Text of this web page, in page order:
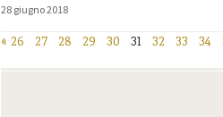
28 giugno 2018
« 26 27 28 29 30 31 32 33 34